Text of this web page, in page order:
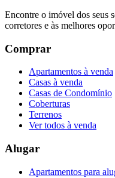
Encontre o imóvel dos seus
corretores e às melhores
Comprar
Apartamentos à venda
Casas à venda
Casas de Condomínio
Coberturas
Terrenos
Ver todos à venda
Alugar
Apartamentos para